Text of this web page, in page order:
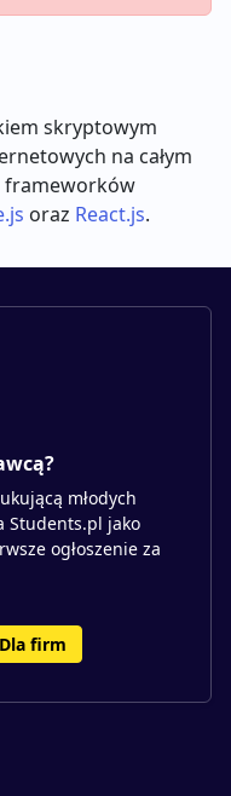
skryptowym
na całym
frameworków
oraz React.js.
młodych
Students.pl jako
ogłoszenie za
firm